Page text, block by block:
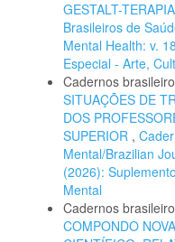
GESTALT-
Brasileiros de
Mental Health: v.
Especial - Arte,
Cadernos
SITUAÇÕES DE
DOS
SUPERIOR ,
Mental/Brazilian
(2026):
Mental
Cadernos
COMPONDO